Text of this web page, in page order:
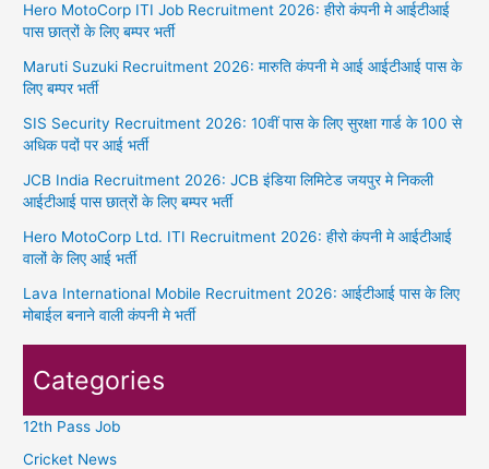
Hero MotoCorp ITI Job Recruitment 2026: हीरो कंपनी मे आईटीआई
पास छात्रों के लिए बम्पर भर्ती
Maruti Suzuki Recruitment 2026: मारुति कंपनी मे आई आईटीआई पास के
लिए बम्पर भर्ती
SIS Security Recruitment 2026: 10वीं पास के लिए सुरक्षा गार्ड के 100 से
अधिक पदों पर आई भर्ती
JCB India Recruitment 2026: JCB इंडिया लिमिटेड जयपुर मे निकली
आईटीआई पास छात्रों के लिए बम्पर भर्ती
Hero MotoCorp Ltd. ITI Recruitment 2026: हीरो कंपनी मे आईटीआई
वालों के लिए आई भर्ती
Lava International Mobile Recruitment 2026: आईटीआई पास के लिए
मोबाईल बनाने वाली कंपनी मे भर्ती
Categories
12th Pass Job
Cricket News